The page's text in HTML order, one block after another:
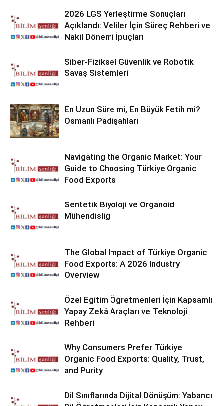
2026 LGS Yerleştirme Sonuçları
Açıklandı: Veliler İçin Süreç Rehberi ve
Nakil Dönemi İpuçları
Siber-Fiziksel Güvenlik ve Robotik
Savaş Sistemleri
En Uzun Süre mi, En Büyük Fetih mi?
Osmanlı Padişahları
Navigating the Organic Market: Your
Guide to Choosing Türkiye Organic
Food Exports
Sentetik Biyoloji ve Organoid
Mühendisliği
The Global Impact of Türkiye Organic
Food Exports: A 2026 Industry
Overview
Özel Eğitim Öğretmenleri İçin Kapsamlı
Yapay Zekâ Araçları ve Teknoloji
Rehberi
Why Consumers Prefer Türkiye
Organic Food Exports: Quality, Trust,
and Purity
Dil Sınıflarında Dijital Dönüşüm: Yabancı